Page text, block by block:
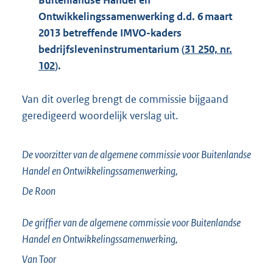
Ontwikkelingssamenwerking d.d. 6 maart
2013 betreffende IMVO-kaders
bedrijfsleveninstrumentarium (31 250, nr.
102).
Van dit overleg brengt de commissie bijgaand
geredigeerd woordelijk verslag uit.
De voorzitter van de algemene commissie voor Buitenlandse
Handel en Ontwikkelingssamenwerking,
De Roon
De griffier van de algemene commissie voor Buitenlandse
Handel en Ontwikkelingssamenwerking,
Van Toor